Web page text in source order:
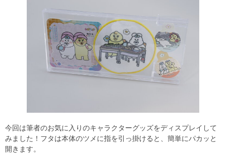
今回は筆者のお気に入りのキャラクターグッズをディスプレイして
みました！フタは本体のツメに指を引っ掛けると、簡単にパカッと
開きます。